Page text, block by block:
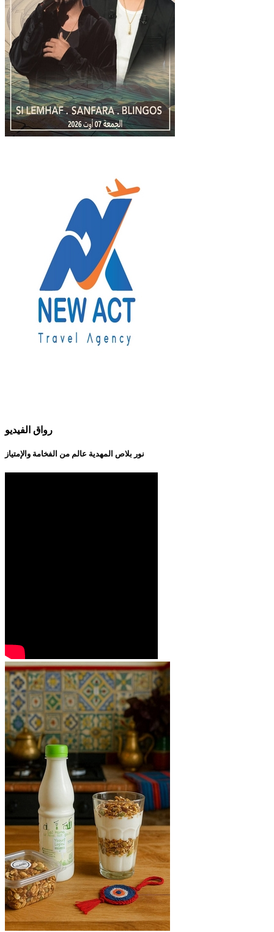
رواق الفيديو
نور بلاص المهدية عالم من الفخامة والإمتياز